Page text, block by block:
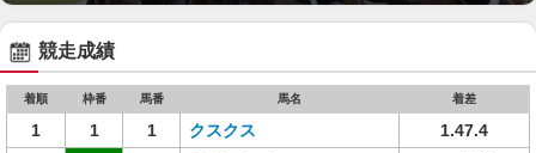
競走成績
着順 枠番 馬番 馬名 着差
1 1 1 クスクス
1.47.4